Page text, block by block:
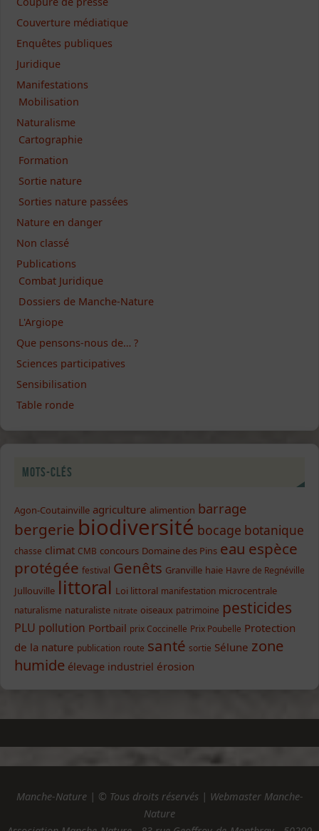
Couverture médiatique
Enquêtes publiques
Juridique
Manifestations
Mobilisation
Naturalisme
Cartographie
Formation
Sortie nature
Sorties nature passées
Nature en danger
Non classé
Publications
Combat Juridique
Dossiers de Manche-Nature
L'Argiope
Que pensons-nous de… ?
Sciences participatives
Sensibilisation
Table ronde
Mots-clés
Agon-Coutainville agriculture alimention barrage
bergerie biodiversité bocage botanique
chasse climat CMB concours Domaine des Pins eau espèce
protégée festival Genêts Granville haie Havre de Regnéville
Jullouville littoral Loi littoral manifestation microcentrale
naturalisme naturaliste nitrate oiseaux patrimoine pesticides
PLU pollution Portbail prix Coccinelle Prix Poubelle Protection
de la nature publication route santé sortie Sélune zone
humide élevage industriel érosion
Manche-Nature | © Tous droits réservés | Webmaster Manche-
Nature